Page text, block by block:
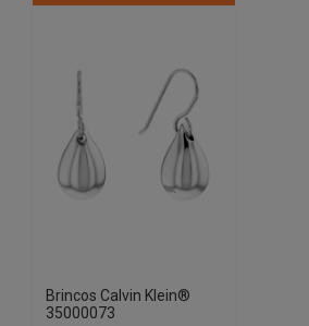
Brincos Calvin Klein®
35000073